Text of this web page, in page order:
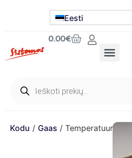
Eesti
0.00€
Kodu / Gaas / Temperatuuriandur